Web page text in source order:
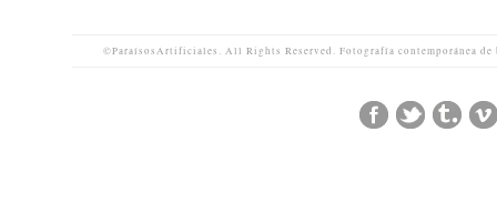
©ParaísosArtificiales. All Rights Reserved. Fotografía contemporánea